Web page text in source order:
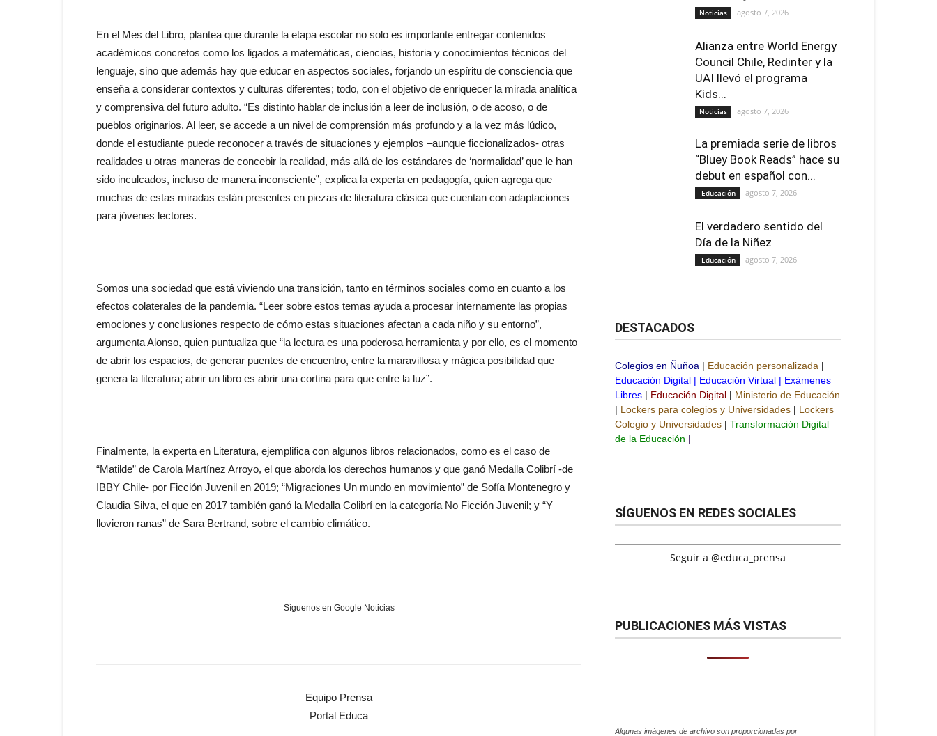
En el Mes del Libro, plantea que durante la etapa escolar no solo es importante entregar contenidos
académicos concretos como los ligados a matemáticas, ciencias, historia y conocimientos técnicos del
lenguaje, sino que además hay que educar en aspectos sociales, forjando un espíritu de consciencia que
enseña a considerar contextos y culturas diferentes; todo, con el objetivo de enriquecer la mirada analítica
y comprensiva del futuro adulto. “Es distinto hablar de inclusión a leer de inclusión, o de acoso, o de
pueblos originarios. Al leer, se accede a un nivel de comprensión más profundo y a la vez más lúdico,
donde el estudiante puede reconocer a través de situaciones y ejemplos –aunque ficcionalizados- otras
realidades u otras maneras de concebir la realidad, más allá de los estándares de ‘normalidad’ que le han
sido inculcados, incluso de manera inconsciente”, explica la experta en pedagogía, quien agrega que
muchas de estas miradas están presentes en piezas de literatura clásica que cuentan con adaptaciones
para jóvenes lectores.
Somos una sociedad que está viviendo una transición, tanto en términos sociales como en cuanto a los
efectos colaterales de la pandemia. “Leer sobre estos temas ayuda a procesar internamente las propias
emociones y conclusiones respecto de cómo estas situaciones afectan a cada niño y su entorno”,
argumenta Alonso, quien puntualiza que “la lectura es una poderosa herramienta y por ello, es el momento
de abrir los espacios, de generar puentes de encuentro, entre la maravillosa y mágica posibilidad que
genera la literatura; abrir un libro es abrir una cortina para que entre la luz”.
Finalmente, la experta en Literatura, ejemplifica con algunos libros relacionados, como es el caso de
“Matilde” de Carola Martínez Arroyo, el que aborda los derechos humanos y que ganó Medalla Colibrí -de
IBBY Chile- por Ficción Juvenil en 2019; “Migraciones Un mundo en movimiento” de Sofía Montenegro y
Claudia Silva, el que en 2017 también ganó la Medalla Colibrí en la categoría No Ficción Juvenil; y “Y
llovieron ranas” de Sara Bertrand, sobre el cambio climático.
Síguenos en Google Noticias
Equipo Prensa
Portal Educa
Noticias agosto 7, 2026
Alianza entre World Energy
Council Chile, Redinter y la
UAI llevó el programa
Kids...
Noticias agosto 7, 2026
La premiada serie de libros
“Bluey Book Reads” hace su
debut en español con...
Educación agosto 7, 2026
El verdadero sentido del
Día de la Niñez
Educación agosto 7, 2026
DESTACADOS
Colegios en Ñuñoa | Educación personalizada |
Educación Digital | Educación Virtual | Exámenes
Libres | Educación Digital | Ministerio de Educación
| Lockers para colegios y Universidades | Lockers
Colegio y Universidades | Transformación Digital
de la Educación |
SÍGUENOS EN REDES SOCIALES
Seguir a @educa_prensa
PUBLICACIONES MÁS VISTAS
Algunas imágenes de archivo son proporcionadas por